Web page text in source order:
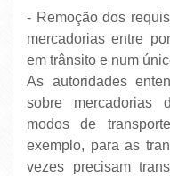
- Remoção dos
mercadorias entre
em trânsito e num
As autoridades
sobre mercadorias
modos de
exemplo, para as
vezes precisam